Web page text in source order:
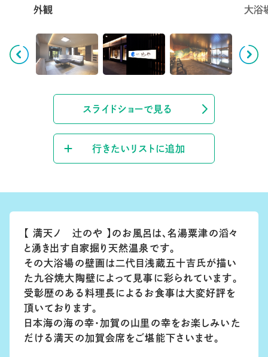
【 満天ノ 辻のや 】のお風呂は、名湯粟津の滔々
と湧き出す自家掘り天然温泉です。
その大浴場の壁画は二代目浅蔵五十吉氏が描い
た九谷焼大陶壁によって見事に彩られています。
受彰歴のある料理長によるお食事は大変好評を
頂いております。
日本海の海の幸・加賀の山里の幸をお楽しみいた
だける満天の加賀会席をご堪能下さいませ。
スライドショーで見る
行きたいリストに追加